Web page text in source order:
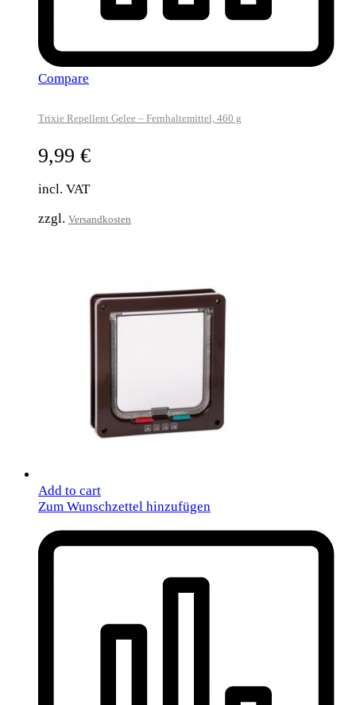
Compare
Trixie Repellent Gelee – Fernhaltemittel, 460 g
9,99 €
incl. VAT
zzgl. Versandkosten
Add to cart
Zum Wunschzettel hinzufügen